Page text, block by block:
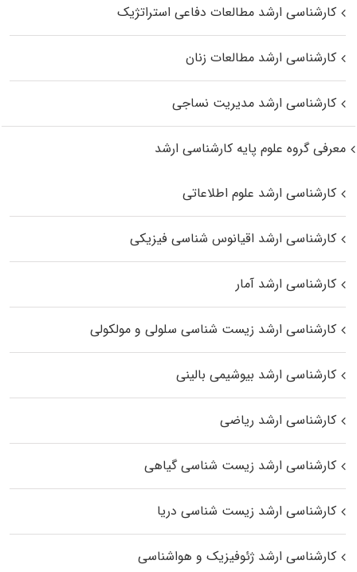
کارشناسی ارشد مطالعات دفاعی استراتژیک
کارشناسی ارشد مطالعات زنان
کارشناسی ارشد مدیریت نساجی
معرفی گروه علوم پایه کارشناسی ارشد
کارشناسی ارشد علوم اطلاعاتی
کارشناسی ارشد اقیانوس‌ شناسی فیزیکی
کارشناسی ارشد آمار
کارشناسی ارشد زیست شناسی سلولی و مولکولی
کارشناسی ارشد بیوشیمی بالینی
کارشناسی ارشد ریاضی
کارشناسی ارشد زیست‌ شناسی گیاهی
کارشناسی ارشد زیست‌ شناسی دریا
کارشناسی ارشد ژئوفیزیک و هواشناسی